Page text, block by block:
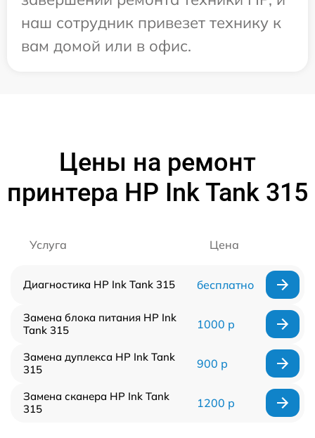
наш сотрудник привезет технику к
вам домой или в офис.
Цены на ремонт
принтера HP Ink Tank 315
Услуга Цена
Диагностика HP Ink Tank 315 бесплатно
Замена блока питания HP Ink
Tank 315
1000 р
Замена дуплекса HP Ink Tank
315
900 р
Замена сканера HP Ink Tank
315
1200 р